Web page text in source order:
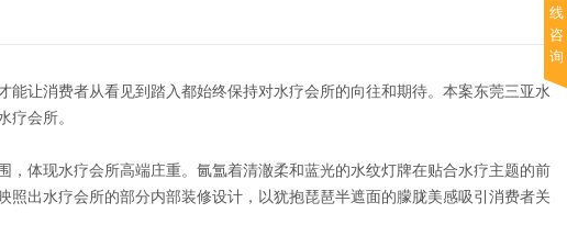
让消费者从看见到踏入都始终保持对水疗会所的向往和期待。本案东莞三亚水
会所。
体现水疗会所高端庄重。氤氲着清澈柔和蓝光的水纹灯牌在贴合水疗主题的前
出水疗会所的部分内部装修设计，以犹抱琵琶半遮面的朦胧美感吸引消费者关
线
咨
询